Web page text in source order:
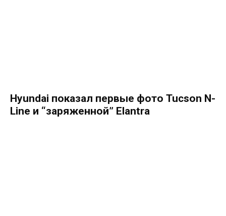
Hyundai показал первые фото Tucson N-
Line и “заряженной” Elantra